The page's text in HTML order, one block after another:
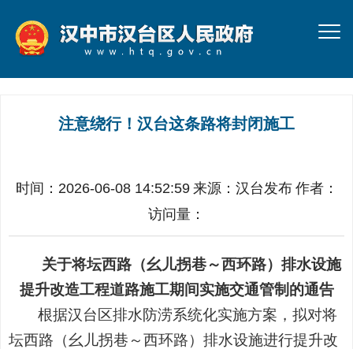
注意绕行！汉台这条路将封闭施工
时间：2026-06-08 14:52:59 来源： 汉台发布 作者：
访问量：
关于将坛西路（幺儿拐巷～西环路）排水设施
提升改造工程道路施工期间实施交通管制的通告
根据汉台区排水防涝系统化实施方案，拟对将
坛西路（幺儿拐巷～西环路）排水设施进行提升改